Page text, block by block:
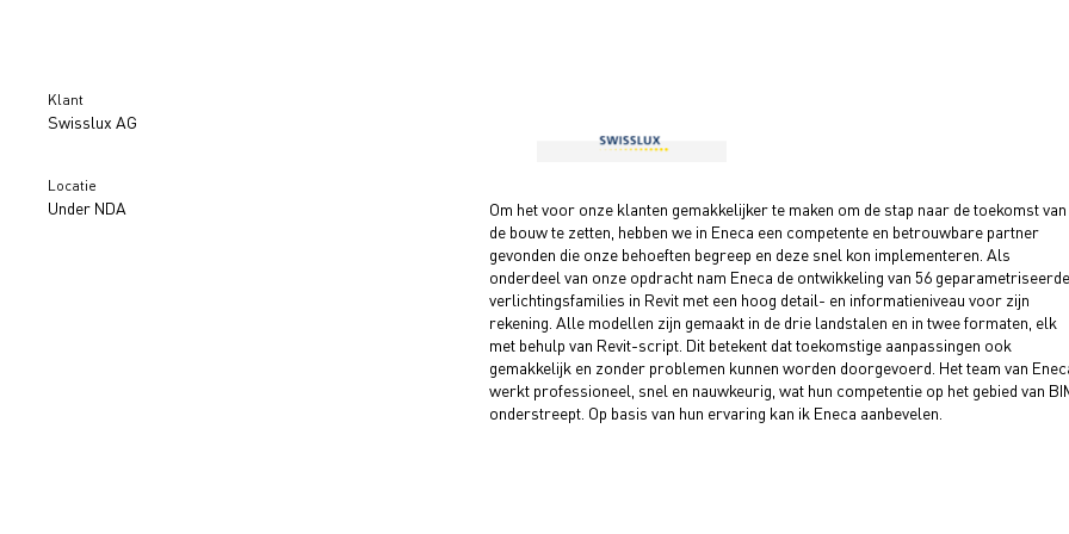
Klant
Swisslux AG
Locatie
Under NDA
Om het voor onze klanten gemakkelijker te maken om de stap naar de toekomst van
de bouw te zetten, hebben we in Eneca een competente en betrouwbare partner
gevonden die onze behoeften begreep en deze snel kon implementeren. Als
onderdeel van onze opdracht nam Eneca de ontwikkeling van 56 geparametriseerde
verlichtingsfamilies in Revit met een hoog detail- en informatieniveau voor zijn
rekening. Alle modellen zijn gemaakt in de drie landstalen en in twee formaten, elk
met behulp van Revit-script. Dit betekent dat toekomstige aanpassingen ook
gemakkelijk en zonder problemen kunnen worden doorgevoerd. Het team van
werkt professioneel, snel en nauwkeurig, wat hun competentie op het gebied van
onderstreept. Op basis van hun ervaring kan ik Eneca aanbevelen.